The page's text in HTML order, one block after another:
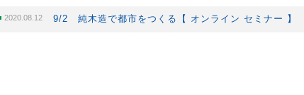
2020.08.12 9/2 純木造で都市をつくる【 オンライン セミナー 】